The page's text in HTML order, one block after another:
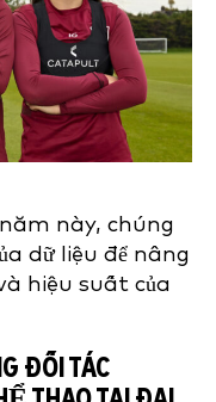
này, chúng
dữ liệu để nâng
hiệu suất của
ĐỐI TÁC